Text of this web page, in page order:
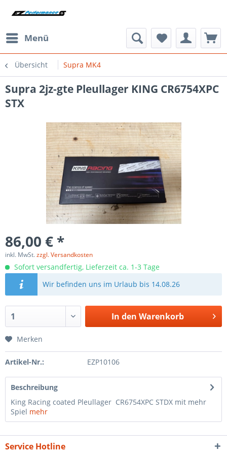
Menü
Übersicht Supra MK4
Supra 2jz-gte Pleullager KING CR6754XPC
STX
86,00 € *
inkl. MwSt.zzgl. Versandkosten
Sofort versandfertig, Lieferzeit ca. 1-3 Tage
Wir befinden uns im Urlaub bis 14.08.26
In den Warenkorb
Merken
Artikel-Nr.: EZP10106
Beschreibung
King Racing coated Pleullager CR6754XPC STDX mit mehr
Spiel mehr
Service Hotline